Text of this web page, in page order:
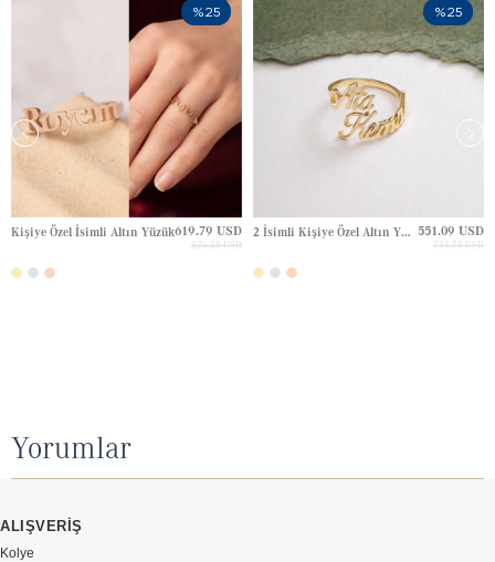
Kişiye Özel İsimli Altın Yüzük619.79 USD
826.38 USD
%25
2 İsimli Kişiye Özel Altın Yüzük 551.09 USD
734.78 USD
%25
Yorumlar
ALIŞVERİŞ
Kolye